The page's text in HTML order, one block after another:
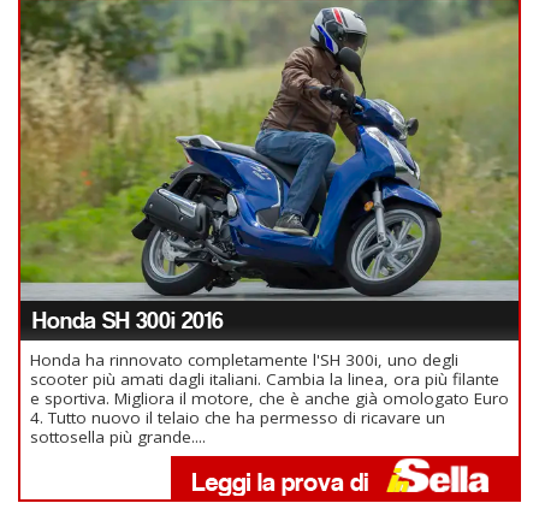
Honda SH 300i 2016
Honda ha rinnovato completamente l'SH 300i, uno degli
scooter più amati dagli italiani. Cambia la linea, ora più filante
e sportiva. Migliora il motore, che è anche già omologato Euro
4. Tutto nuovo il telaio che ha permesso di ricavare un
sottosella più grande....